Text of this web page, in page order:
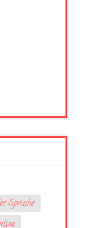
Sprüche